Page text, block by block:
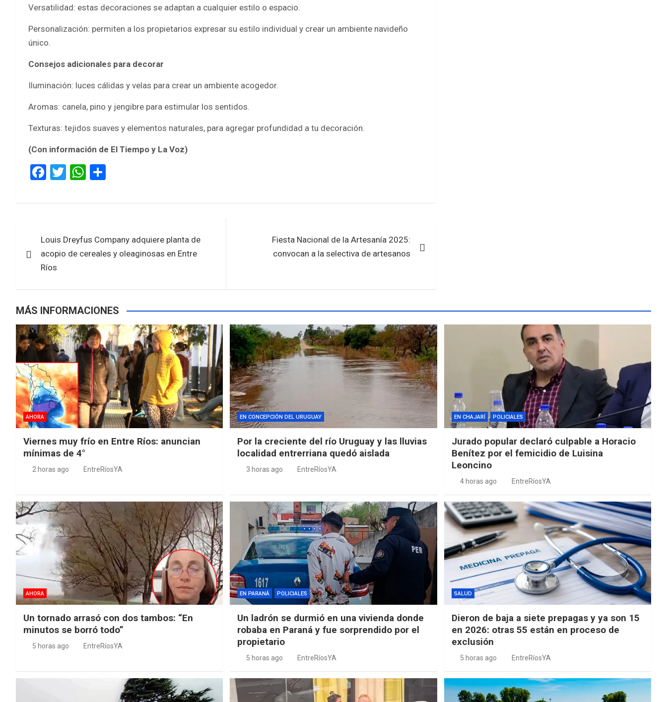
Versatilidad: estas decoraciones se adaptan a cualquier estilo o espacio.
Personalización: permiten a los propietarios expresar su estilo individual y crear un ambiente navideño
único.
Consejos adicionales para decorar
Iluminación: luces cálidas y velas para crear un ambiente acogedor.
Aromas: canela, pino y jengibre para estimular los sentidos.
Texturas: tejidos suaves y elementos naturales, para agregar profundidad a tu decoración.
(Con información de El Tiempo y La Voz)
F
ce
o
o
k
T
tt
W
at
A
p
ar
de
entradas
Louis Dreyfus Company adquiere planta de
acopio de cereales y oleaginosas en Entre
Ríos
Fiesta Nacional de la Artesanía 2025:
convocan a la selectiva de artesanos
MÁS INFORMACIONES
AHORA
Viernes muy frío en Entre Ríos: anuncian
mínimas de 4°
2 horas ago EntreRíosYA
EN CONCEPCIÓN DEL URUGUAY
Por la creciente del río Uruguay y las lluvias
localidad entrerriana quedó aislada
3 horas ago EntreRíosYA
EN CHAJARÍ POLICIALES
Jurado popular declaró culpable a Horacio
Benítez por el femicidio de Luisina
Leoncino
4 horas ago EntreRíosYA
AHORA
Un tornado arrasó con dos tambos: “En
minutos se borró todo”
5 horas ago EntreRíosYA
EN PARANÁ POLICIALES
Un ladrón se durmió en una vivienda donde
robaba en Paraná y fue sorprendido por el
propietario
5 horas ago EntreRíosYA
SALUD
Dieron de baja a siete prepagas y ya son 15
en 2026: otras 55 están en proceso de
exclusión
5 horas ago EntreRíosYA